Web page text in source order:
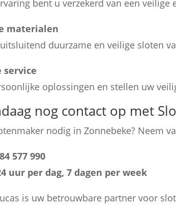
bent u verzekerd van een veilige
materialen
duurzame en veilige sloten
service
oplossingen en stellen uw
nog contact op met
nodig in Zonnebeke? Neem
577 990
uur per dag, 7 dagen per week
is uw betrouwbare partner voor